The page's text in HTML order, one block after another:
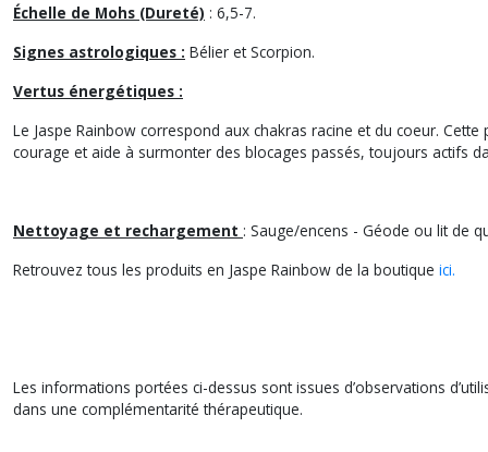
Échelle de Mohs (Dureté) : 6,5-7.
Signes astrologiques : Bélier et Scorpion.
Vertus énergétiques :
Le Jaspe Rainbow correspond aux chakras racine et du coeur.
courage et aide à surmonter des blocages passés, toujours actifs
Nettoyage et rechargement : Sauge/encens - Géode ou lit de
Retrouvez tous les produits en Jaspe Rainbow de la boutique ici.
Les informations portées ci-dessus sont issues d’observations
dans une complémentarité thérapeutique.